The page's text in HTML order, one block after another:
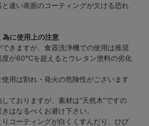
違い表面のコーティングが欠ける恐れ
に使用上の注意
できますが、食器洗浄機での使用は推奨
度が60℃を超えるとウレタン塗料の劣化
使用は割れ・発火の危険性がございます
しておりますが、素材は“天然木”ですの
はなるべくお避け下さい。
りコーティングが白くくすんだり、ひび